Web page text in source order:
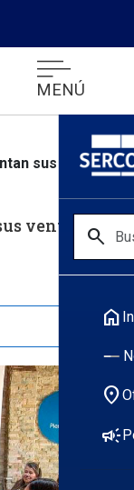
MENÚ
search
home
location_on
campaign
sus ventas
ventas con